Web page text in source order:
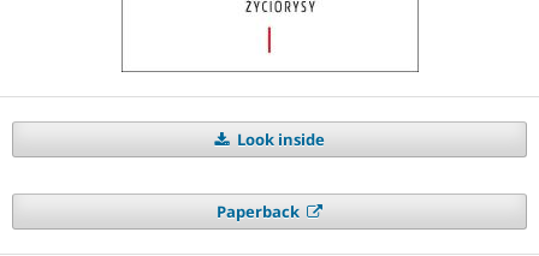
Look inside
Paperback